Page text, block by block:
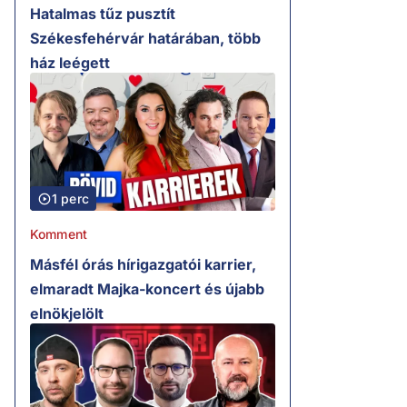
Hatalmas tűz pusztít
Székesfehérvár határában, több
ház leégett
1 perc
Komment
Másfél órás hírigazgatói karrier,
elmaradt Majka-koncert és újabb
elnökjelölt